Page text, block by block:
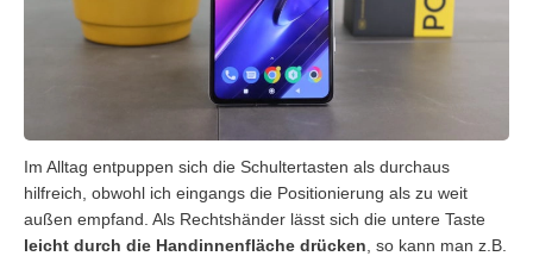
Im Alltag entpuppen sich die Schultertasten als durchaus
hilfreich, obwohl ich eingangs die Positionierung als zu weit
außen empfand. Als Rechtshänder lässt sich die untere Taste
leicht durch die Handinnenfläche drücken , so kann man z.B.